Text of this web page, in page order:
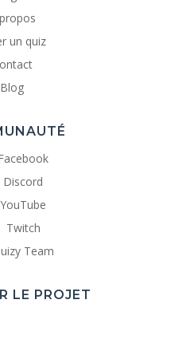
un quiz
Blog
Discord
YouTube
Twitch
Team
LE PROJET